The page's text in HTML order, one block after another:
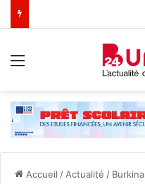
Accueil / Actualité / Burkina